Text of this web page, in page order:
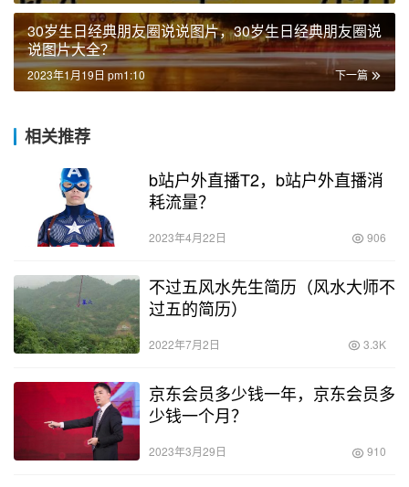
30岁生日经典朋友圈说说图片，30岁生日经典朋友圈说
说图片大全？
下一篇
2023年1月19日 pm1:10
相关推荐
b站户外直播T2，b站户外直播消
耗流量？
2023年4月22日 906
不过五风水先生简历（风水大师不
过五的简历）
2022年7月2日 3.3K
京东会员多少钱一年，京东会员多
少钱一个月？
2023年3月29日 910